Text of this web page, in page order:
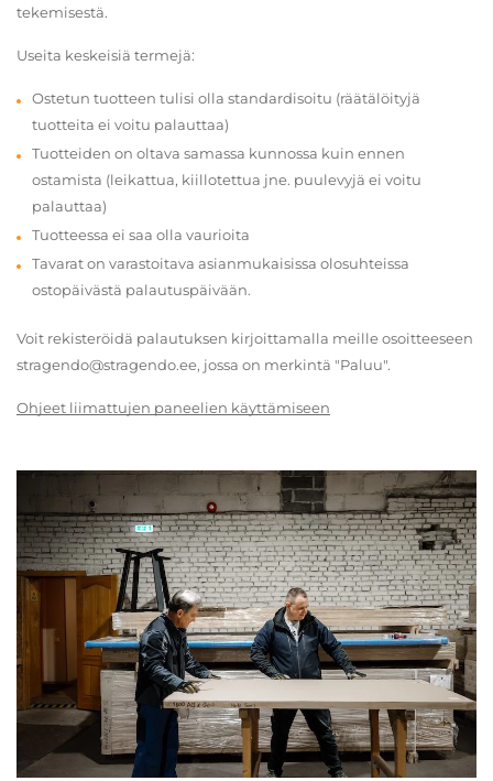
tekemisestä.
Useita keskeisiä termejä:
Ostetun tuotteen tulisi olla standardisoitu (räätälöityjä
tuotteita ei voitu palauttaa)
Tuotteiden on oltava samassa kunnossa kuin ennen
ostamista (leikattua, kiillotettua jne. puulevyjä ei voitu
palauttaa)
Tuotteessa ei saa olla vaurioita
Tavarat on varastoitava asianmukaisissa olosuhteissa
ostopäivästä palautuspäivään.
Voit rekisteröidä palautuksen kirjoittamalla meille osoitteeseen
stragendo@stragendo.ee, jossa on merkintä "Paluu".
Ohjeet liimattujen paneelien käyttämiseen